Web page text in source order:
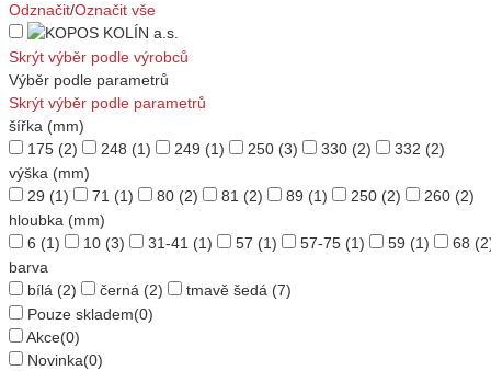
Odznačit/Označit vše
Skrýt výběr podle výrobců
Výběr podle parametrů
Skrýt výběr podle parametrů
šířka (mm)
175 (2) 248 (1) 249 (1) 250 (3) 330 (2) 332 (2)
výška (mm)
29 (1) 71 (1) 80 (2) 81 (2) 89 (1) 250 (2) 260 (2)
hloubka (mm)
6 (1) 10 (3) 31-41 (1) 57 (1) 57-75 (1) 59 (1) 68
barva
bílá (2) černá (2) tmavě šedá (7)
Pouze skladem(0)
Akce(0)
Novinka(0)